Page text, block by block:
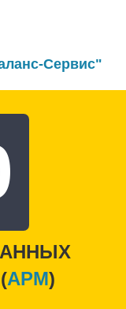
Сервис"
APM)